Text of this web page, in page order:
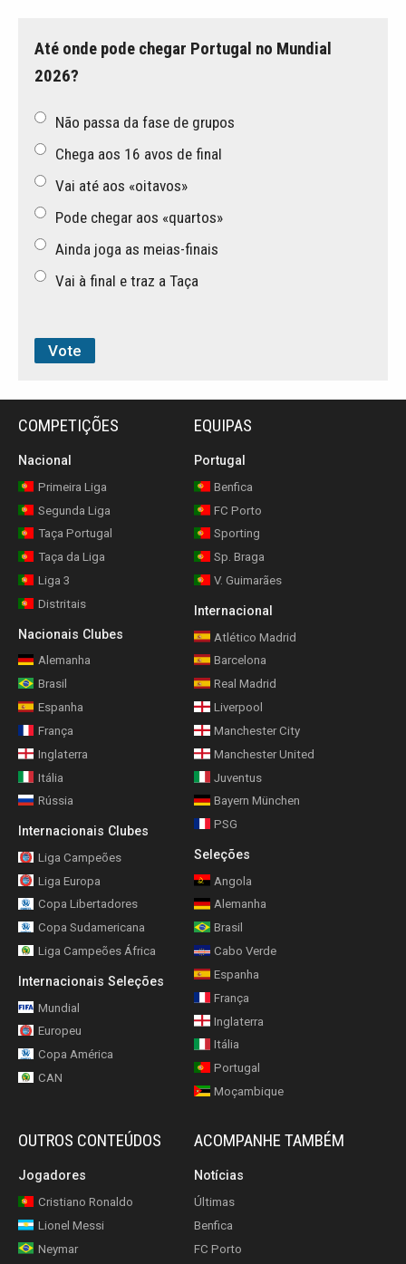
Até onde pode chegar Portugal no Mundial
2026?
Não passa da fase de grupos
Chega aos 16 avos de final
Vai até aos «oitavos»
Pode chegar aos «quartos»
Ainda joga as meias-finais
Vai à final e traz a Taça
COMPETIÇÕES
Nacional
Primeira Liga
Segunda Liga
Taça Portugal
Taça da Liga
Liga 3
Distritais
Nacionais Clubes
Alemanha
Brasil
Espanha
França
Inglaterra
Itália
Rússia
Internacionais Clubes
Liga Campeões
Liga Europa
Copa Libertadores
Copa Sudamericana
Liga Campeões África
Internacionais Seleções
Mundial
Europeu
Copa América
CAN
EQUIPAS
Portugal
Benfica
FC Porto
Sporting
Sp. Braga
V. Guimarães
Internacional
Atlético Madrid
Barcelona
Real Madrid
Liverpool
Manchester City
Manchester United
Juventus
Bayern München
PSG
Seleções
Angola
Alemanha
Brasil
Cabo Verde
Espanha
França
Inglaterra
Itália
Portugal
Moçambique
OUTROS CONTEÚDOS
Jogadores
Cristiano Ronaldo
Lionel Messi
Neymar
ACOMPANHE TAMBÉM
Notícias
Últimas
Benfica
FC Porto